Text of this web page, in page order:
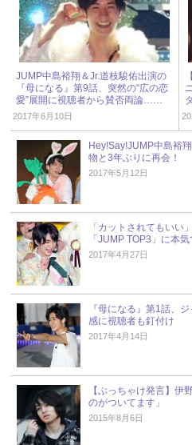
JUMP中島裕翔＆Jr.道枝駿佑出演の
『母になる』第9話、突然の“広の恋
愛”展開に視聴者から賛否両論……
2017年6月10日
Hey!Say!JUMP中島裕
物と3年ぶりに再会！
2017年5月12日
「カットされてもいい
「JUMP TOP3」に本
2017年4月27日
『母になる』第1話、
感に視聴者も釘付け
2017年4月14日
【ぶっちゃけ発言】伊
のがついてます」
2015年8月6日